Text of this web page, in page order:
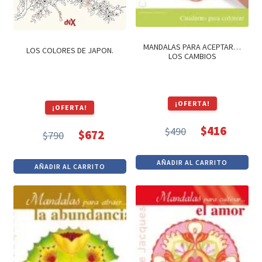
LOS COLORES DE JAPON.
¡OFERTA!
$790
precio
original
era:
$790.
$672
precio
actual
es:
$672.
AÑADIR AL CARRITO
MANDALAS PARA ACEPTAR…
LOS CAMBIOS
¡OFERTA!
$490
precio
original
era:
$490.
$416
precio
actual
es:
$416.
AÑADIR AL CARRITO